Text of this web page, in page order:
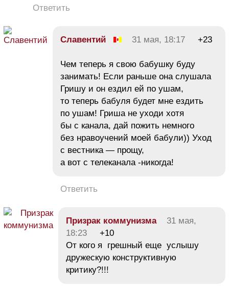
Ответить
Славентий 31 мая, 18:17 +23
Чем теперь я свою бабушку буду
занимать! Если раньше она слушала
Гришу и он ездил ей по ушам,
то теперь бабуля будет мне ездить
по ушам! Гриша не уходи хотя
бы с канала, дай пожить немного
без нравоучений моей бабули)) Уход
с вестника — прощу,
а вот с телеканала -никогда!
Ответить
Призрак коммунизма
31 мая,
18:23
+10
От кого я грешный еще услышу
дружескую конструктивную
критику?!!!